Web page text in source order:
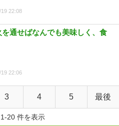
19 22:08
通せばなんでも美味しく、食
19 22:06
3 4 5 最後
20 件を表示